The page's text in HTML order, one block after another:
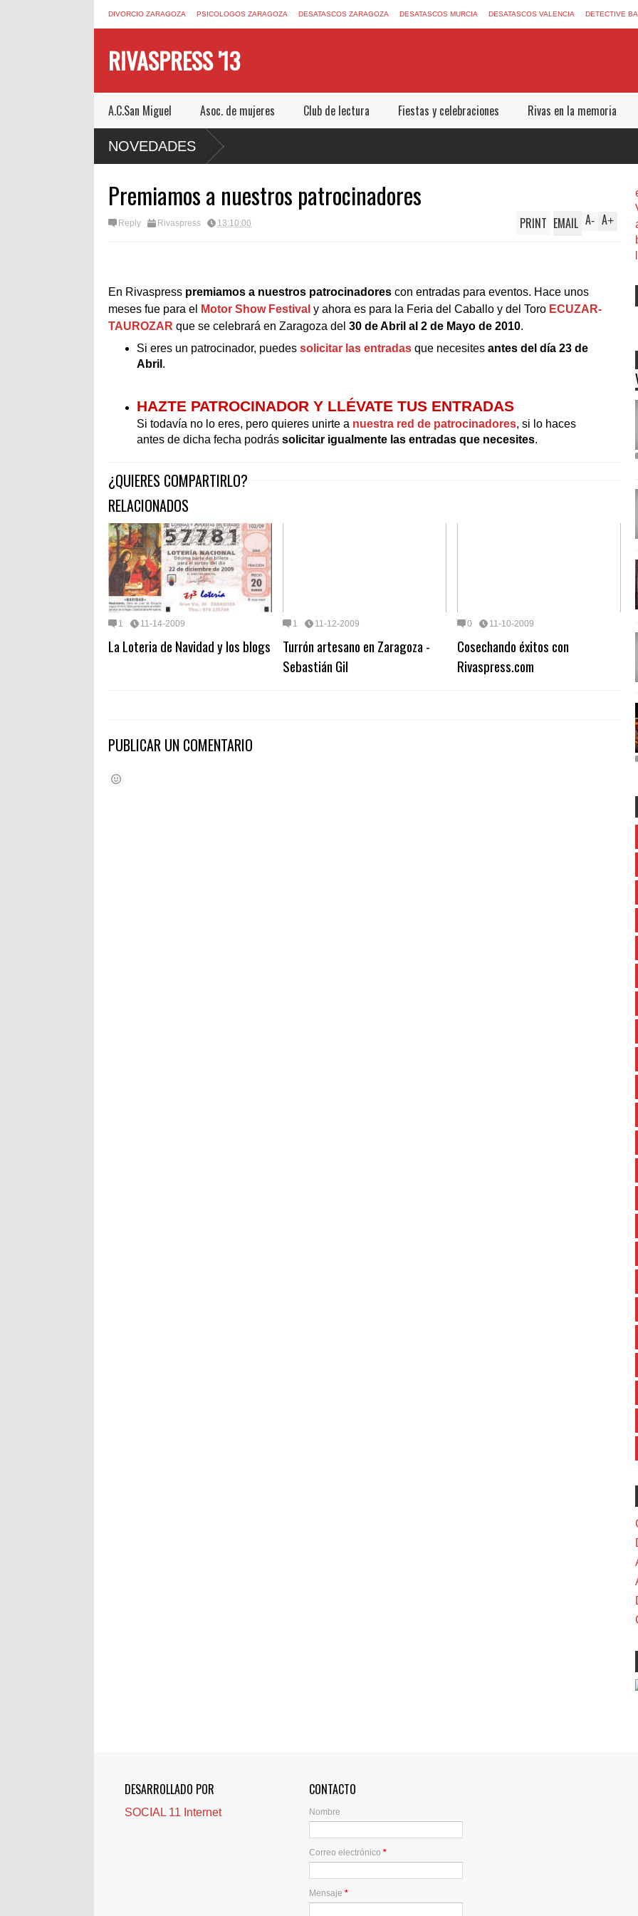
DIVORCIO ZARAGOZA PSICOLOGOS ZARAGOZA DESATASCOS ZARAGOZA DESATASCOS MURCIA DESATASCOS VALENCIA DETECTIVE
RIVASPRESS '13
A.C.San Miguel Asoc. de mujeres Club de lectura Fiestas y celebraciones Rivas en la memoria
NOVEDADES
ROOM DE MUCHO MIEDO EN
Premiamos a nuestros patrocinadores
Reply Rivaspress 13:10:00 A+
A-
PRINT EMAIL
En Rivaspress premiamos a nuestros patrocinadores con entradas para eventos. Hace unos
meses fue para el
Motor Show Festival y ahora es para la Feria del Caballo y del Toro ECUZAR-
TAUROZAR que se celebrará en Zaragoza del 30 de Abril al 2 de Mayo de 2010.
Si eres un patrocinador, puedes solicitar las entradas que necesites antes del día 23 de
Abril .
HAZTE PATROCINADOR Y LLÉVATE TUS ENTRADAS
Si todavía no lo eres, pero quieres unirte a nuestra red de patrocinadores, si lo haces
antes de dicha fecha podrás solicitar igualmente las entradas que necesites.
¿QUIERES COMPARTIRLO?
RELACIONADOS
1 11-14-2009
La Loteria de Navidad y los blogs
1 11-12-2009
Turrón artesano en Zaragoza -
Sebastián Gil
0 11-10-2009
Cosechando éxitos con
Rivaspress.com
PUBLICAR UN COMENTARIO
DESARROLLADO POR
SOCIAL 11 Internet
CONTACTO
Nombre
Correo electrónico*
Mensaje*